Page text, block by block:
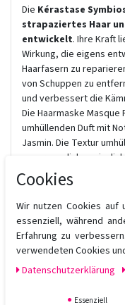
Die Kérastase
strapaziertes Haar
entwickelt. Ihre Kraft
Wirkung, die eigens
Haarfasern zu
von Schuppen zu
und verbessert die
Die Haarmaske
umhüllenden Duft mit
Jasmin. Die Textur
unvergessliches
Anti-Schuppen-Routine
Anwendung des
des Shampoos Bain
Masque Revitalisant
Sérum Cellulaire Nuit
bis zu 7 Wochen
Cookies
Wir nutzen Cookies auf
essenziell, während
Erfahrung zu
verwendeten Cookies
Daten­schutz­erklärung
Essenziell